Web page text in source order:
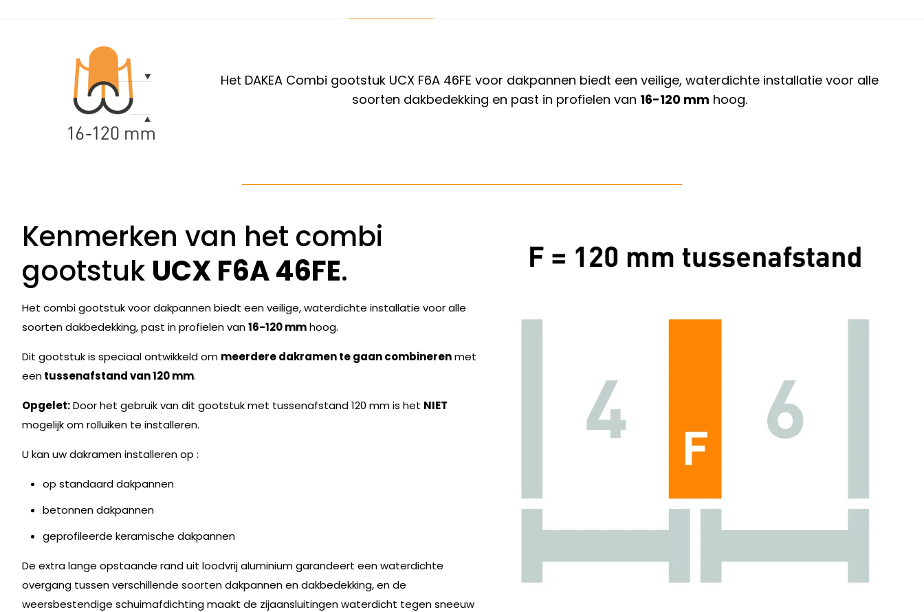
Het DAKEA Combi gootstuk UCX F6A 46FE voor dakpannen biedt een veilige, waterdichte installatie voor alle
soorten dakbedekking en past in profielen van 16-120 mm hoog.
Kenmerken van het combi
gootstuk UCX F6A 46FE.
Het combi gootstuk voor dakpannen biedt een veilige, waterdichte installatie voor alle
soorten dakbedekking, past in profielen van16-120 mmhoog.
Dit gootstuk is speciaal ontwikkeld om meerdere dakramen te gaan combinerenmet
eentussenafstand van 120 mm.
Opgelet:Door het gebruik van dit gootstuk met tussenafstand 120 mm is het NIET
mogelijk om rolluiken te installeren.
U kan uw dakramen installeren op :
op standaard dakpannen
betonnen dakpannen
geprofileerde keramische dakpannen
De extra lange opstaande rand uit loodvrij aluminium garandeert een waterdichte
overgang tussen verschillende soorten dakpannen en dakbedekking, en de
weersbestendige schuimafdichting maakt de zijaansluitingen waterdicht tegen sneeuw